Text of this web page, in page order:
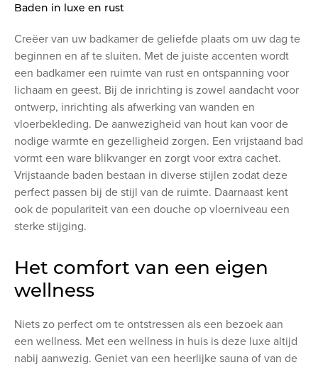
Baden in luxe en rust
Creëer van uw badkamer de geliefde plaats om uw dag te
beginnen en af te sluiten. Met de juiste accenten wordt
een badkamer een ruimte van rust en ontspanning voor
lichaam en geest. Bij de inrichting is zowel aandacht voor
ontwerp, inrichting als afwerking van wanden en
vloerbekleding. De aanwezigheid van hout kan voor de
nodige warmte en gezelligheid zorgen. Een vrijstaand bad
vormt een ware blikvanger en zorgt voor extra cachet.
Vrijstaande baden bestaan in diverse stijlen zodat deze
perfect passen bij de stijl van de ruimte. Daarnaast kent
ook de populariteit van een douche op vloerniveau een
sterke stijging.
Het comfort van een eigen
wellness
Niets zo perfect om te ontstressen als een bezoek aan
een wellness. Met een wellness in huis is deze luxe altijd
nabij aanwezig. Geniet van een heerlijke sauna of van de